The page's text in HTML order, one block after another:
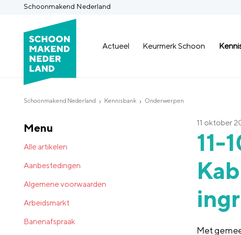
Schoonmakend Nederland
Actueel Keurmerk Schoon
Schoonmakend Nederland Kennisbank Onderwerpen
11 oktober
11-
Met
Menu
Alle artikelen
Aanbestedingen
Algemene voorwaarden
Arbeidsmarkt
Banenafspraak